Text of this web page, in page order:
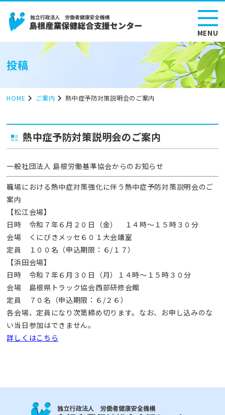
MENU
投稿
HOME ご案内 熱中症予防対策説明会のご案内
熱中症予防対策説明会のご案内
一般社団法人 島根労働基準協会からのお知らせ
職場における熱中症対策強化に伴う熱中症予防対策説明会のご
案内
【松江会場】
日時 令和７年６月２０日（金） １４時～１５時３０分
会場 くにびきメッセ６０１大会議室
定員 １００名（申込期限：６/１７）
【浜田会場】
日時 令和７年６月３０日（月）１４時～１５時３０分
会場 島根県トラック協会西部研修会館
定員 ７０名（申込期限：６/２６）
各会場、定員になり次第締め切ります。なお、お申し込みのな
い当日参加はできません。
詳しくはこちら